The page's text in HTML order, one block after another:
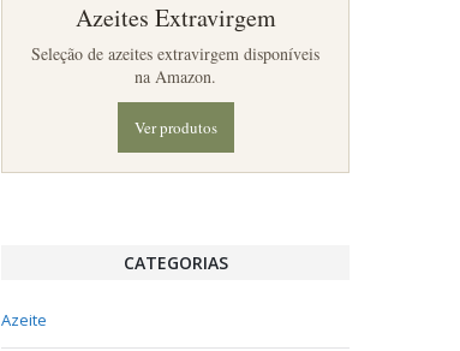
Azeites Extravirgem
Seleção de azeites extravirgem disponíveis
na Amazon.
Ver produtos
CATEGORIAS
Azeite